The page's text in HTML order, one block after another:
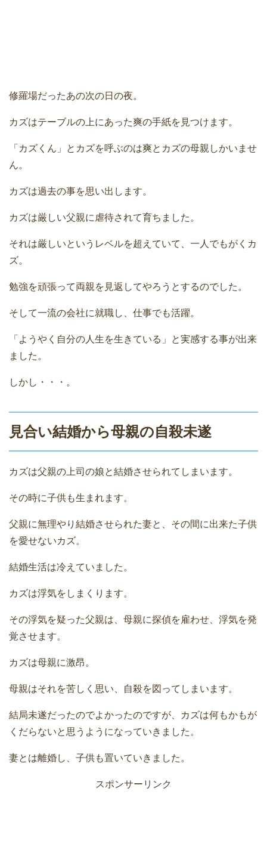
修羅場だったあの次の日の夜。
カズはテーブルの上にあった爽の手紙を見つけます。
「カズくん」とカズを呼ぶのは爽とカズの母親しかいませ
ん。
カズは過去の事を思い出します。
カズは厳しい父親に虐待されて育ちました。
それは厳しいというレベルを超えていて、一人でもがくカ
ズ。
勉強を頑張って両親を見返してやろうとするのでした。
そして一流の会社に就職し、仕事でも活躍。
「ようやく自分の人生を生きている」と実感する事が出来
ました。
しかし・・・。
見合い結婚から母親の自殺未遂
カズは父親の上司の娘と結婚させられてしまいます。
その時に子供も生まれます。
父親に無理やり結婚させられた妻と、その間に出来た子供
を愛せないカズ。
結婚生活は冷えていました。
カズは浮気をしまくります。
その浮気を疑った父親は、母親に探偵を雇わせ、浮気を発
覚させます。
カズは母親に激昂。
母親はそれを苦しく思い、自殺を図ってしまいます。
結局未遂だったのでよかったのですが、カズは何もかもが
くだらないと思うようになっていきました。
妻とは離婚し、子供も置いていきました。
スポンサーリンク